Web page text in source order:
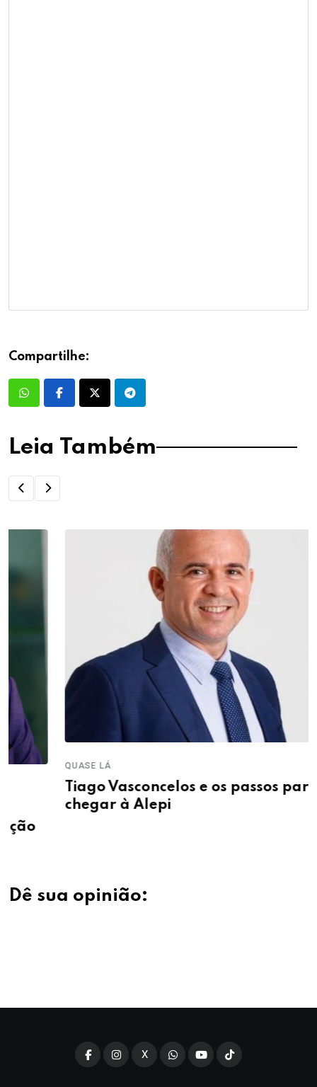
Compartilhe:
Leia Também
QUASE LÁ
Tiago Vasconcelos e os passos para
chegar à Alepi
Dê sua opinião:
X